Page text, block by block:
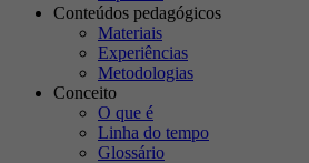
Conteúdos pedagógicos
Materiais
Experiências
Metodologias
Conceito
O que é
Linha do tempo
Glossário